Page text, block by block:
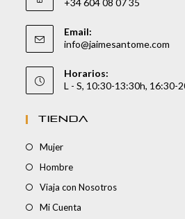
Email:
info@jaimesantome.com
Horarios:
L - S, 10:30-13:30h, 16:30-
TIENDA
Mujer
Hombre
Viaja con Nosotros
Mi Cuenta